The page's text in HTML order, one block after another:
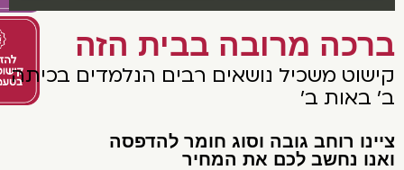
מרובה בבית הזה
משכיל נושאים רבים הנלמדים בכיתה
באות ב'
רוחב גובה וסוג חומר להדפסה
נחשב לכם את המחיר